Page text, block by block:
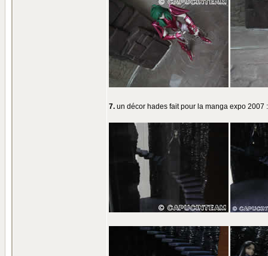
7. un décor hades fait pour la manga expo 2007 :